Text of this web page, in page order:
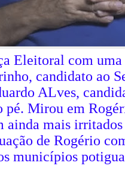
Eleitoral com
candidato ao
ALves,
Mirou em
ainda mais
de Rogério
municípios